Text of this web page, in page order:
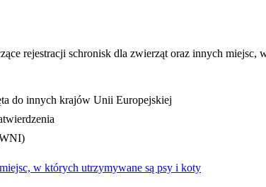
rejestracji schronisk dla zwierząt oraz innych
do innych krajów Unii Europejskiej
w których utrzymywane są psy i koty